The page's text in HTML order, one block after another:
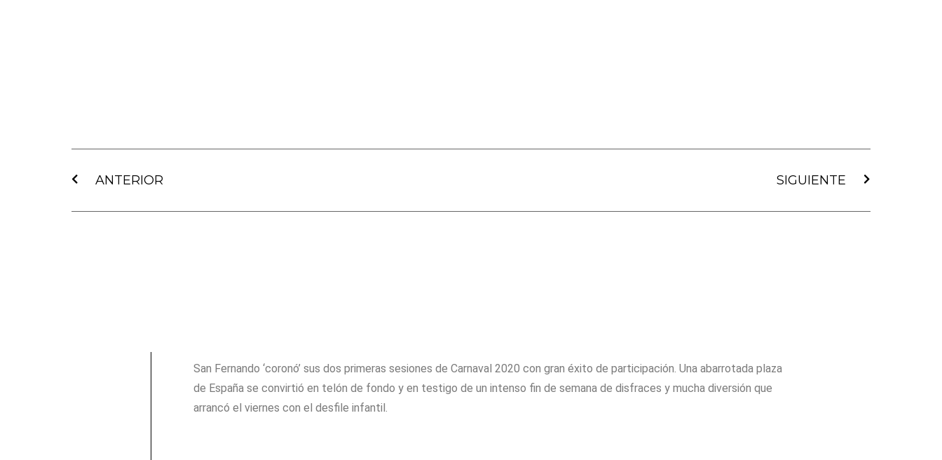
ANTERIOR SIGUIENTE
San Fernando ‘coronó’ sus dos primeras sesiones de Carnaval 2020 con gran éxito de participación. Una abarrotada plaza
de España se convirtió en telón de fondo y en testigo de un intenso fin de semana de disfraces y mucha diversión que
arrancó el viernes con el desfile infantil.